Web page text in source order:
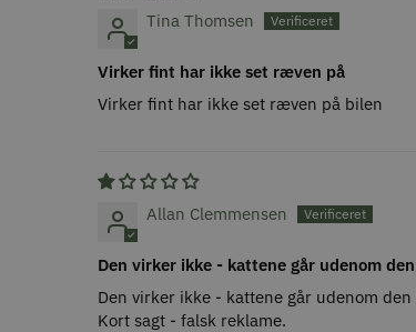
Tina Thomsen
Virker fint har ikke set ræven på
Virker fint har ikke set ræven på bilen
Allan Clemmensen
Den virker ikke - kattene går udenom
Den virker ikke - kattene går udenom
Kort sagt - falsk reklame.